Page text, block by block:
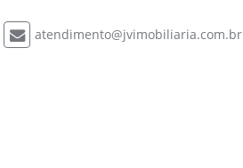
atendimento@jvimobiliaria.com.br